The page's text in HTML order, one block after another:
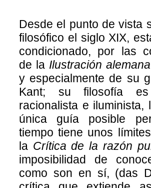
Desde el punto de vista
filosófico el siglo XIX,
condicionado, por las
de la Ilustración alemana
y especialmente de su
Kant; su filosofía
racionalista e iluminista,
única guía posible
tiempo tiene unos
la Crítica de la razón
imposibilidad de
como son en sí, (das